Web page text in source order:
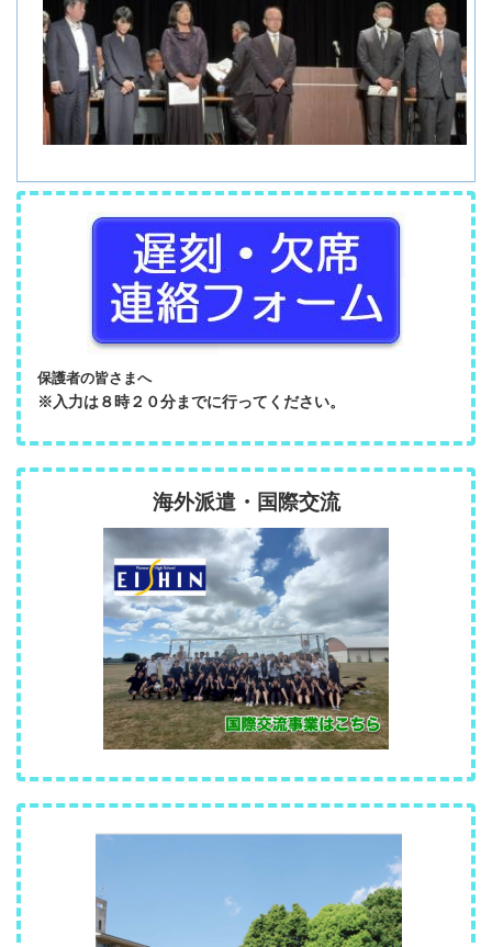
保護者の皆さまへ
※入力は８時２０分までに行ってください。
海外派遣・国際交流